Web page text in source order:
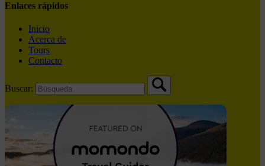
Enlaces rápidos
Inicio
Acerca de
Tours
Contacto
Buscar: